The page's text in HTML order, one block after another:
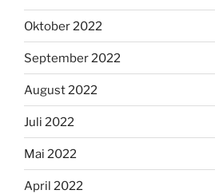
Oktober 2022
September 2022
August 2022
Juli 2022
Mai 2022
April 2022